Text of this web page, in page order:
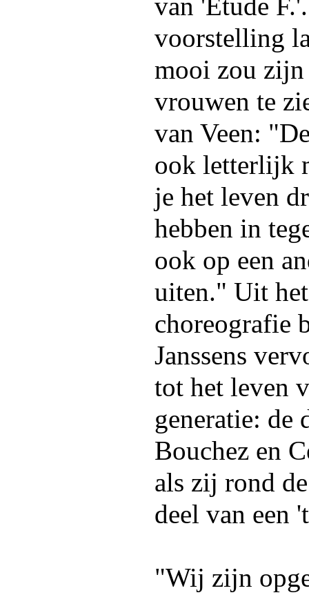
van 'Etude
voorstelling
mooi zou zijn
vrouwen te
van Veen:
ook letterlijk
je het leven
hebben in
ook op een
uiten." Uit
choreografie
Janssens
tot het leven
generatie: de
Bouchez en
als zij rond
deel van een
"Wij zijn